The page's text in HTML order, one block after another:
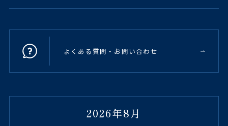
よくある質問・お問い合わせ
2026年8月